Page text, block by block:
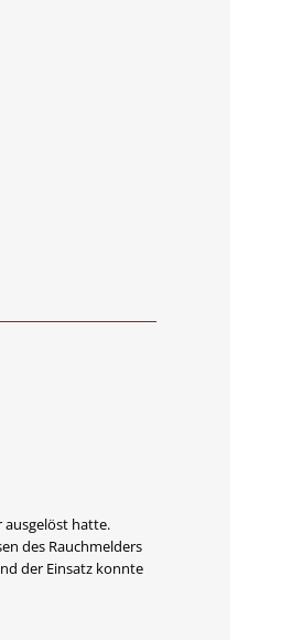
ausgelöst hatte.
des Rauchmelders
der Einsatz konnte